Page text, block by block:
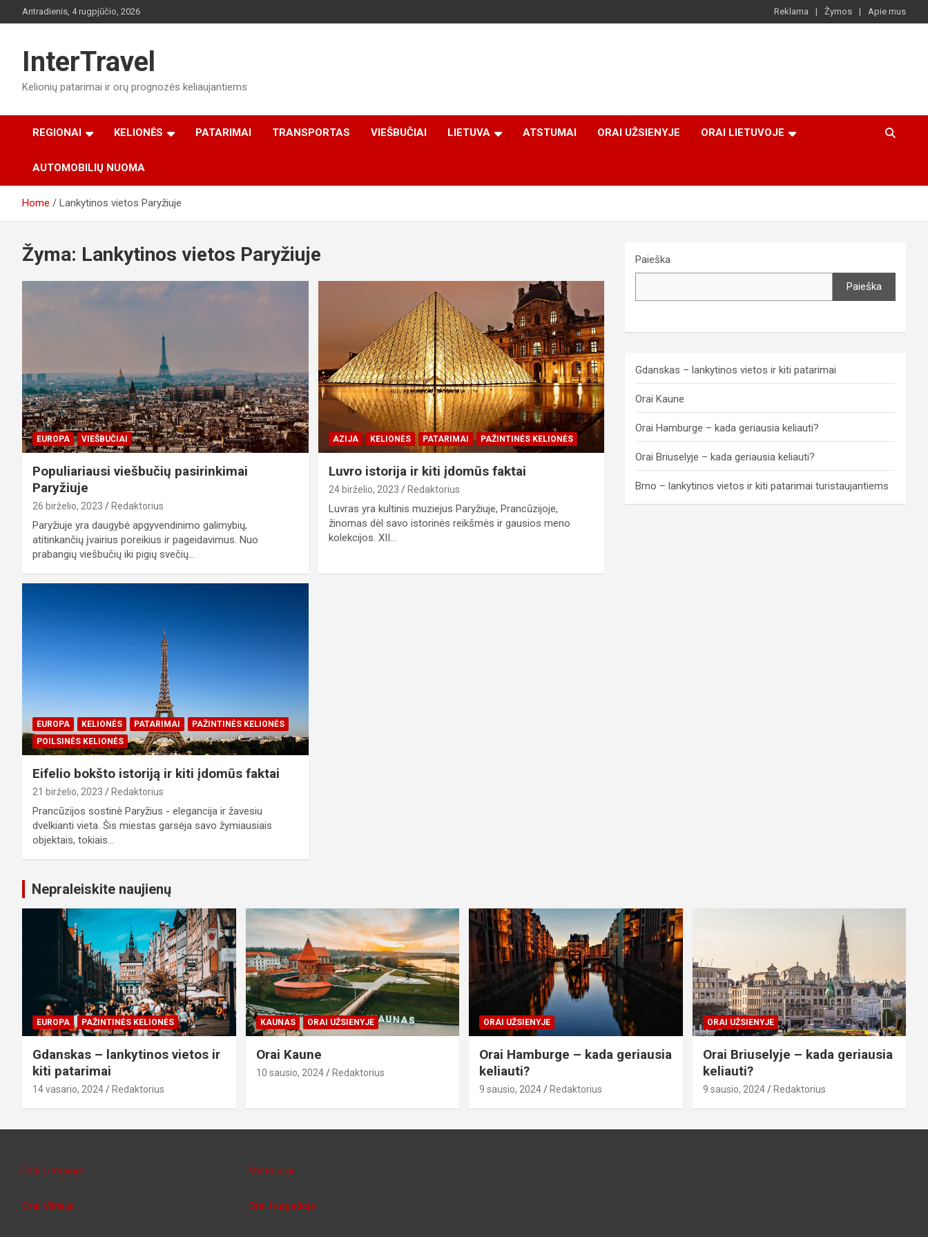
to
Antradienis, 4 rugpjūčio, 2026 Reklama Žymos Apie mus
InterTravel
Kelionių patarimai ir orų prognozės keliaujantiems
REGIONAI KELIONĖS PATARIMAI TRANSPORTAS VIEŠBUČIAI LIETUVA ATSTUMAI ORAI UŽSIENYJE ORAI LIETUVOJE
AUTOMOBILIŲ NUOMA
Home Lankytinos vietos Paryžiuje
Žyma: Lankytinos vietos Paryžiuje
EUROPA VIEŠBUČIAI
Populiariausi viešbučių pasirinkimai
Paryžiuje
26 birželio, 2023 Redaktorius
Paryžiuje yra daugybė apgyvendinimo galimybių,
atitinkančių įvairius poreikius ir pageidavimus. Nuo
prabangių viešbučių iki pigių svečių…
AZIJA KELIONĖS PATARIMAI PAŽINTINĖS KELIONĖS
Luvro istorija ir kiti įdomūs faktai
24 birželio, 2023 Redaktorius
Luvras yra kultinis muziejus Paryžiuje, Prancūzijoje,
žinomas dėl savo istorinės reikšmės ir gausios meno
kolekcijos. XII…
EUROPA KELIONĖS PATARIMAI
PAŽINTINĖS KELIONĖS
POILSINĖS KELIONĖS
Eifelio bokšto istoriją ir kiti įdomūs faktai
21 birželio, 2023 Redaktorius
Prancūzijos sostinė Paryžius - elegancija ir žavesiu
dvelkianti vieta. Šis miestas garsėja savo žymiausiais
objektais, tokiais…
Paieška
Paieška
Gdanskas – lankytinos vietos ir kiti patarimai
Orai Kaune
Orai Hamburge – kada geriausia keliauti?
Orai Briuselyje – kada geriausia keliauti?
Brno – lankytinos vietos ir kiti patarimai turistaujantiems
Nepraleiskite naujienų
EUROPA PAŽINTINĖS KELIONĖS
Gdanskas – lankytinos vietos ir
kiti patarimai
14 vasario, 2024 Redaktorius
KAUNAS ORAI UŽSIENYJE
Orai Kaune
10 sausio, 2024 Redaktorius
ORAI UŽSIENYJE
Orai Hamburge – kada geriausia
keliauti?
9 sausio, 2024 Redaktorius
ORAI UŽSIENYJE
Orai Briuselyje – kada geriausia
keliauti?
9 sausio, 2024 Redaktorius
Orai Lietuvoje
Orai Vilniuje
Malta orai
Orai Hurgadoje